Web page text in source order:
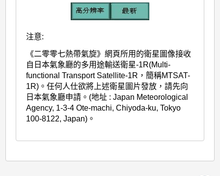
注意:
《二零零七熱帶氣旋》網頁所用的衛星圖像接收
自日本氣象廳的多用途輸送衛星-1R(Multi-
functional Transport Satellite-1R，簡稱MTSAT-
1R)。任何人仕欲將上述衛星圖片發放，請先向
日本氣象廳申請。(地址 : Japan Meteorological
Agency, 1-3-4 Ote-machi, Chiyoda-ku, Tokyo
100-8122, Japan)。